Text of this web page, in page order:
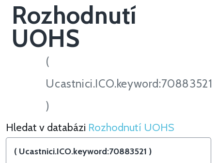
Rozhodnutí
UOHS
(
Ucastnici.ICO.keyword:70883521
)
Hledat v Rozhodnutí UOHS
Hledat v databázi Rozhodnutí UOHS